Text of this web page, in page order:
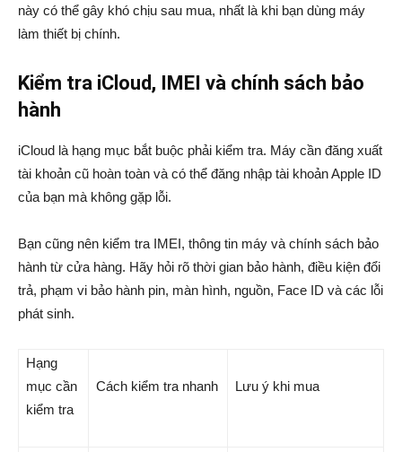
này có thể gây khó chịu sau mua, nhất là khi bạn dùng máy
làm thiết bị chính.
Kiểm tra iCloud, IMEI và chính sách bảo
hành
iCloud là hạng mục bắt buộc phải kiểm tra. Máy cần đăng xuất
tài khoản cũ hoàn toàn và có thể đăng nhập tài khoản Apple ID
của bạn mà không gặp lỗi.
Bạn cũng nên kiểm tra IMEI, thông tin máy và chính sách bảo
hành từ cửa hàng. Hãy hỏi rõ thời gian bảo hành, điều kiện đổi
trả, phạm vi bảo hành pin, màn hình, nguồn, Face ID và các lỗi
phát sinh.
Hạng
mục cần
kiểm tra
Cách kiểm tra nhanh Lưu ý khi mua